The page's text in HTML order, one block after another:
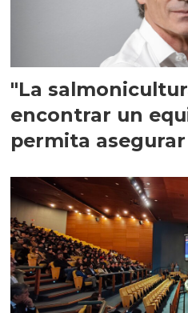
"La
encontrar un
permita asegurar